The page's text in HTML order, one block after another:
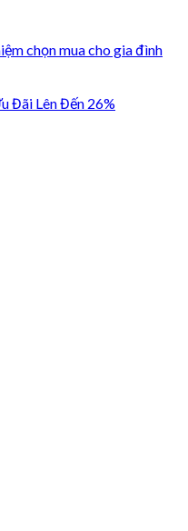
chọn mua cho gia đình
Đãi Lên Đến 26%